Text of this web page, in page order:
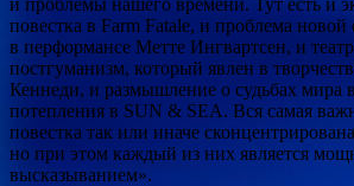
повестка в Farm Fatale, и проблема новой
в перформансе Метте Ингвартсен, и
постгуманизм, который явлен в
Кеннеди, и размышление о судьбах мира
потепления в SUN & SEA. Вся самая
повестка так или иначе
но при этом каждый из них является
высказыванием».